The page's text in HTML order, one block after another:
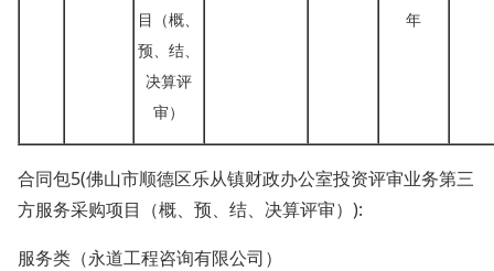
目（概、
预、结、
决算评
审）
年
合同包5(佛山市顺德区乐从镇财政办公室投资评审业务第三
方服务采购项目（概、预、结、决算评审）):
服务类（永道工程咨询有限公司）